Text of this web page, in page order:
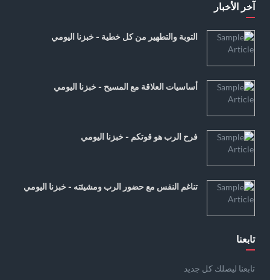
آخر الأخبار
التوبة والتطهير من كل خطية - خبزنا اليومي
أساسيات العلاقة مع المسيح - خبزنا اليومي
فرح الرب هو قوتكم - خبزنا اليومي
تناغم النفس مع حضور الرب ومشيئته - خبزنا اليومي
تابعنا
تابعنا ليصلك كل جديد